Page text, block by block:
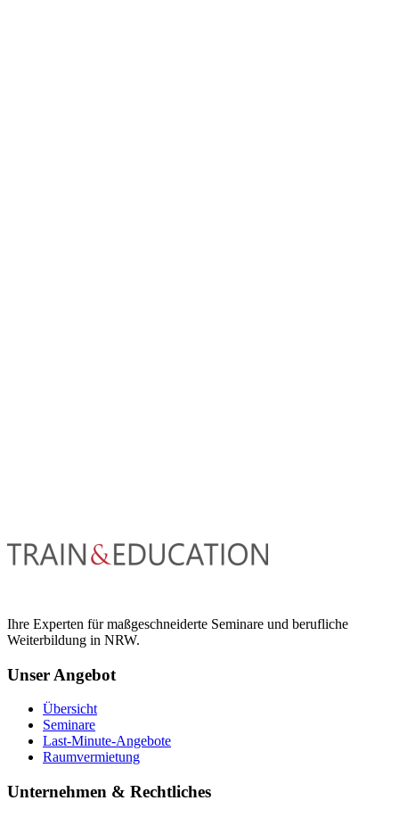
Ihre Experten für maßgeschneiderte Seminare und berufliche
Weiterbildung in NRW.
Unser Angebot
Übersicht
Seminare
Last-Minute-Angebote
Raumvermietung
Unternehmen & Rechtliches